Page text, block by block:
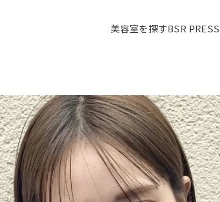
美容室を探すBSR PRESS